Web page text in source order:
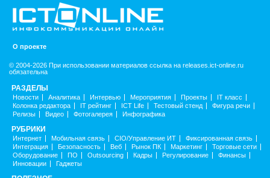
О проекте
© 2004-2026 При использовании материалов ссылка на releases.ict-online.ru
обязательна
РАЗДЕЛЫ
Новости Аналитика Интервью Мероприятия Проекты
IT класс
Колонка редактора
IT рейтинг ICT Life Тестовый стенд
Фигура речи
Релизы
Видео Фотогалерея Инфографика
РУБРИКИ
Интернет Мобильная связь CIO/Управление ИТ
Фиксированная связь
Интеграция
Безопасность Веб Рынок ПК Маркетинг
Торговые сети
Оборудование
ПО Outsourcing Кадры Регулирование
Финансы
Инновации
Гаджеты